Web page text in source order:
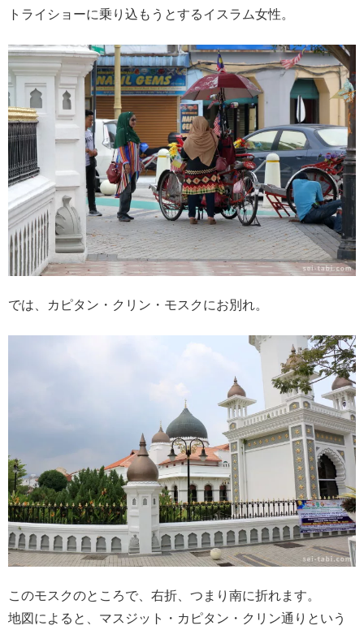
トライショーに乗り込もうとするイスラム女性。
では、カピタン・クリン・モスクにお別れ。
このモスクのところで、右折、つまり南に折れます。
地図によると、マスジット・カピタン・クリン通りという